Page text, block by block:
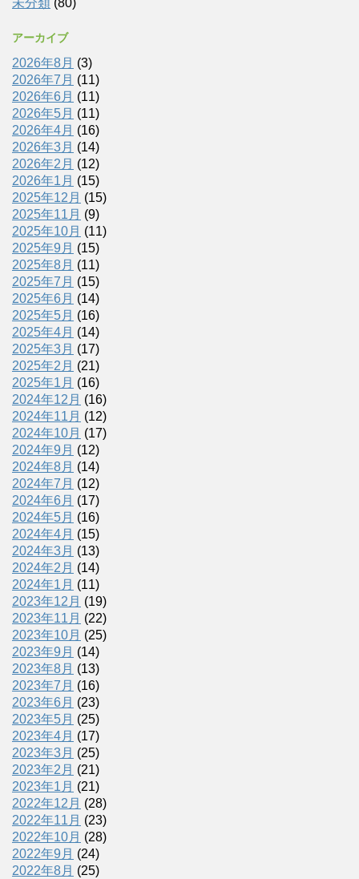
アーカイブ
2026年8月 (3)
2026年7月 (11)
2026年6月 (11)
2026年5月 (11)
2026年4月 (16)
2026年3月 (14)
2026年2月 (12)
2026年1月 (15)
2025年12月 (15)
2025年11月 (9)
2025年10月 (11)
2025年9月 (15)
2025年8月 (11)
2025年7月 (15)
2025年6月 (14)
2025年5月 (16)
2025年4月 (14)
2025年3月 (17)
2025年2月 (21)
2025年1月 (16)
2024年12月 (16)
2024年11月 (12)
2024年10月 (17)
2024年9月 (12)
2024年8月 (14)
2024年7月 (12)
2024年6月 (17)
2024年5月 (16)
2024年4月 (15)
2024年3月 (13)
2024年2月 (14)
2024年1月 (11)
2023年12月 (19)
2023年11月 (22)
2023年10月 (25)
2023年9月 (14)
2023年8月 (13)
2023年7月 (16)
2023年6月 (23)
2023年5月 (25)
2023年4月 (17)
2023年3月 (25)
2023年2月 (21)
2023年1月 (21)
2022年12月 (28)
2022年11月 (23)
2022年10月 (28)
2022年9月 (24)
2022年8月 (25)